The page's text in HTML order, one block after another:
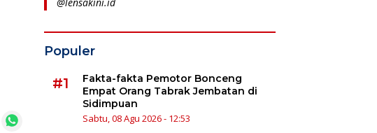
Populer
#1
Fakta-fakta Pemotor Bonceng
Empat Orang Tabrak Jembatan di
Sidimpuan
Sabtu, 08 Agu 2026 - 12:53